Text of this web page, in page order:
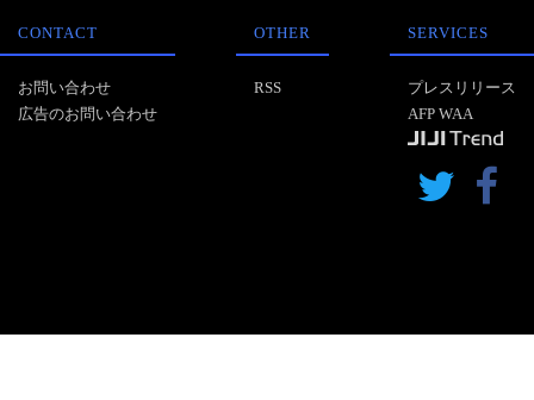
CONTACT
お問い合わせ
広告のお問い合わせ
OTHER
RSS
SERVICES
プレスリリース
AFP WAA